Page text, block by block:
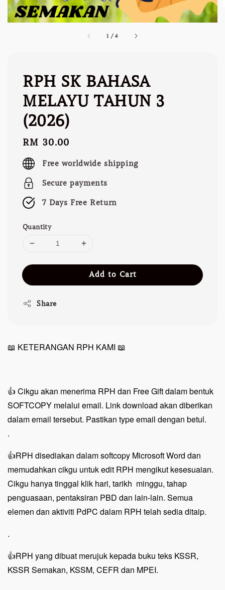
1 /4
RPH SK BAHASA
MELAYU TAHUN 3
(2026)
Regular
price
RM 30.00
Free worldwide shipping
Secure payments
7 Days Free Return
Quantity
Add to Cart
Share
📖 KETERANGAN RPH KAMI 📖
👍 Cikgu akan menerima RPH dan Free Gift dalam bentuk
SOFTCOPY melalui email. Link download akan diberikan
dalam email tersebut. Pastikan type email dengan betul.
.
👍RPH disediakan dalam softcopy Microsoft Word dan
memudahkan cikgu untuk edit RPH mengikut kesesuaian.
Cikgu hanya tinggal klik hari, tarikh minggu, tahap
penguasaan, pentaksiran PBD dan lain-lain. Semua
elemen dan aktiviti PdPC dalam RPH telah sedia ditaip.
.
👍RPH yang dibuat merujuk kepada buku teks KSSR,
KSSR Semakan, KSSM, CEFR dan MPEI.